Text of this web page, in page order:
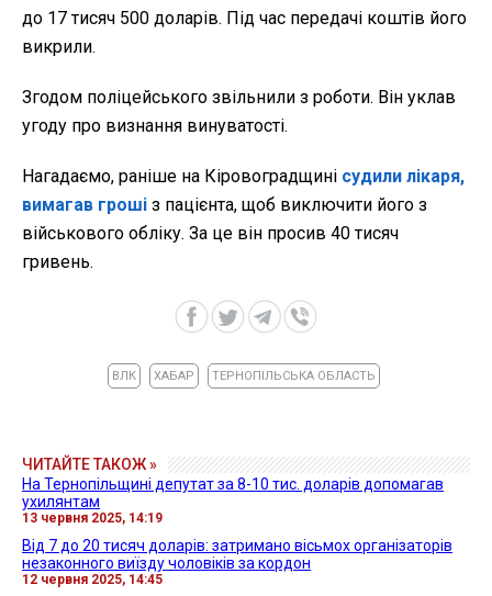
до 17 тисяч 500 доларів. Під час передачі коштів його
викрили.
Згодом поліцейського звільнили з роботи. Він уклав
угоду про визнання винуватості.
Нагадаємо, раніше на Кіровоградщині судили лікаря,
вимагав гроші з пацієнта, щоб виключити його з
військового обліку. За це він просив 40 тисяч
гривень.
ВЛК ХАБАР ТЕРНОПІЛЬСЬКА ОБЛАСТЬ
ЧИТАЙТЕ ТАКОЖ »
На Тернопільщині депутат за 8-10 тис. доларів допомагав
ухилянтам
13 червня 2025, 14:19
Від 7 до 20 тисяч доларів: затримано вісьмох організаторів
незаконного виїзду чоловіків за кордон
12 червня 2025, 14:45